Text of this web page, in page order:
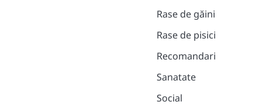
Rase de găini
Rase de pisici
Recomandari
Sanatate
Social